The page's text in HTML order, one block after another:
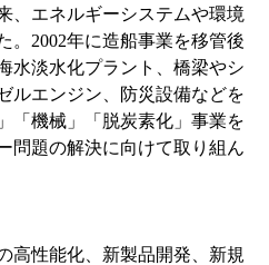
、エネルギーシステムや環境
。2002年に造船事業を移管後
水淡水化プラント、橋梁やシ
ルエンジン、防災設備などを
「機械」「脱炭素化」事業を
問題の解決に向けて取り組ん
高性能化、新製品開発、新規